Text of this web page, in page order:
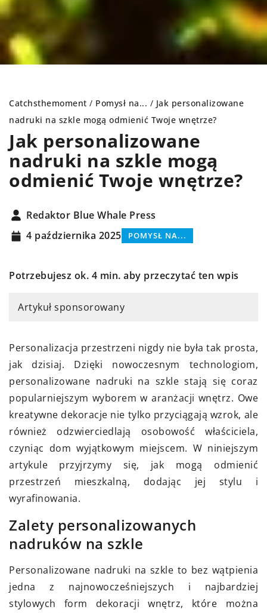
Catchsthemoment / Pomysł na... / Jak personalizowane
nadruki na szkle mogą odmienić Twoje wnętrze?
Jak personalizowane
nadruki na szkle mogą
odmienić Twoje wnętrze?
Redaktor Blue Whale Press
4 października 2025
POMYSŁ NA...
Potrzebujesz ok. 4 min. aby przeczytać ten wpis
Artykuł sponsorowany
Personalizacja przestrzeni nigdy nie była tak prosta,
jak dzisiaj. Dzięki nowoczesnym technologiom,
personalizowane nadruki na szkle stają się coraz
popularniejszym wyborem w aranżacji wnętrz. Owe
kreatywne dekoracje nie tylko przyciągają wzrok, ale
również odzwierciedlają osobowość właściciela,
czyniąc dom wyjątkowym miejscem. W niniejszym
artykule przyjrzymy się, jak mogą odmienić
przestrzeń mieszkalną, dodając jej stylu i
wyrafinowania.
Zalety personalizowanych
nadruków na szkle
Personalizowane nadruki na szkle to bez wątpienia
jedna z najnowocześniejszych i najbardziej
stylowych form dekoracji wnętrz, które można